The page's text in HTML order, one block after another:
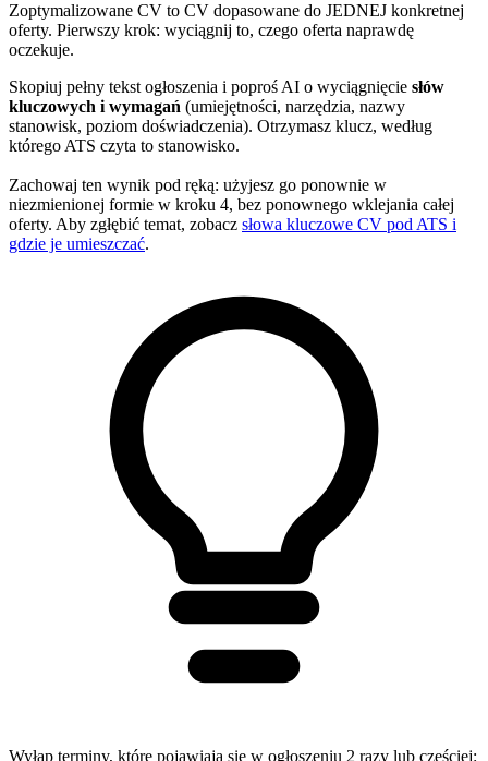
Zoptymalizowane CV to CV dopasowane do JEDNEJ konkretnej
oferty. Pierwszy krok: wyciągnij to, czego oferta naprawdę
oczekuje.
Skopiuj pełny tekst ogłoszenia i poproś AI o wyciągnięcie słów
kluczowych i wymagań (umiejętności, narzędzia, nazwy
stanowisk, poziom doświadczenia). Otrzymasz klucz, według
którego ATS czyta to stanowisko.
Zachowaj ten wynik pod ręką: użyjesz go ponownie w
niezmienionej formie w kroku 4, bez ponownego wklejania całej
oferty. Aby zgłębić temat, zobacz słowa kluczowe CV pod ATS i
gdzie je umieszczać.
Wyłap terminy, które pojawiają się w ogłoszeniu 2 razy lub częściej: